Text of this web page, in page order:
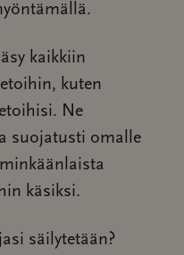
kaikkiin
kuten
Ne
suojatusti omalle
käsiksi.
säilytetään?